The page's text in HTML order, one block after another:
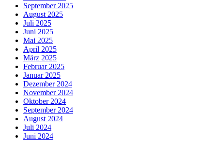
September 2025
August 2025
Juli 2025
Juni 2025
Mai 2025
April 2025
März 2025
Februar 2025
Januar 2025
Dezember 2024
November 2024
Oktober 2024
September 2024
August 2024
Juli 2024
Juni 2024